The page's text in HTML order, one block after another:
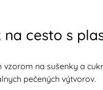
na cesto s
na sušenky a
pečených výtvorov.